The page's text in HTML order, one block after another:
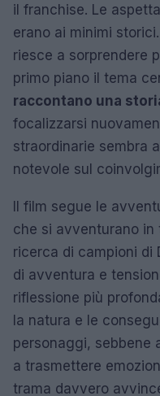
il franchise. Le
erano ai minimi
riesce a sorprendere
primo piano il tema
raccontano una
focalizzarsi
straordinarie sembra
notevole sul
Il film segue le
che si avventurano in
ricerca di campioni di
di avventura e
riflessione più
la natura e le
personaggi, sebbene
a trasmettere
trama davvero